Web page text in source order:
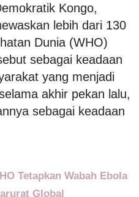
Kongo,
lebih dari 130
Dunia (WHO)
sebagai keadaan
yang menjadi
akhir pekan lalu,
sebagai keadaan
Tetapkan Wabah Ebola
Global